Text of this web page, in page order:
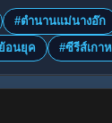
#ตำนานแม่นางอ๊ก
อนยุค #ซีรีส์เกา